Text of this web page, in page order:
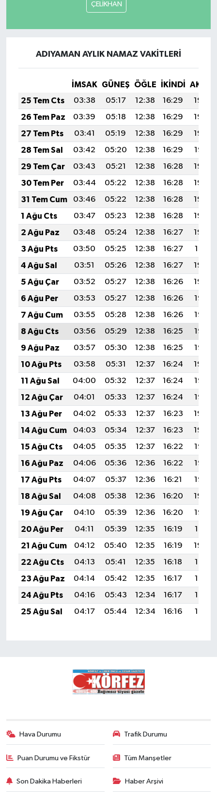
ÇELİKHAN
ADIYAMAN AYLIK NAMAZ VAKITLERI
İMSAK GÜNEŞ ÖĞLE İKINDI
25 Tem Cts
03:38 05:17 12:38 16:29
19:50
26 Tem Paz
03:39 05:18 12:38 16:29
19:49
27 Tem Pts
03:41 05:19 12:38 16:29
19:48
28 Tem Sal
03:42 05:20 12:38 16:29
19:47
29 Tem Çar
03:43 05:21 12:38 16:28
19:46
30 Tem Per
03:44 05:22 12:38 16:28
19:45
31 Tem Cum
03:46 05:22 12:38 16:28
19:44
1 Ağu Cts
03:47 05:23 12:38 16:28
19:43
2 Ağu Paz
03:48 05:24 12:38 16:27
19:42
3 Ağu Pts
03:50 05:25 12:38 16:27
19:41
4 Ağu Sal
03:51 05:26 12:38 16:27
19:40
5 Ağu Çar
03:52 05:27 12:38 16:26
19:39
6 Ağu Per
03:53 05:27 12:38 16:26
19:38
7 Ağu Cum
03:55 05:28 12:38 16:26
19:37
8 Ağu Cts
03:56 05:29 12:38 16:25
19:36
9 Ağu Paz
03:57 05:30 12:38 16:25
19:35
10 Ağu Pts
03:58 05:31 12:37 16:24
19:34
11 Ağu Sal
04:00 05:32 12:37 16:24
19:33
12 Ağu Çar
04:01 05:33 12:37 16:24
19:32
13 Ağu Per
04:02 05:33 12:37 16:23
19:30
14 Ağu Cum
04:03 05:34 12:37 16:23
19:29
15 Ağu Cts
04:05 05:35 12:37 16:22
19:28
16 Ağu Paz
04:06 05:36 12:36 16:22
19:27
17 Ağu Pts
04:07 05:37 12:36 16:21
19:25
18 Ağu Sal
04:08 05:38 12:36 16:20
19:24
19 Ağu Çar
04:10 05:39 12:36 16:20
19:23
20 Ağu Per
04:11 05:39 12:35 16:19
19:21
21 Ağu Cum
04:12 05:40 12:35 16:19
19:20
22 Ağu Cts
04:13 05:41 12:35 16:18
19:19
23 Ağu Paz
04:14 05:42 12:35 16:17
19:17
24 Ağu Pts
04:16 05:43 12:34 16:17
19:16
25 Ağu Sal
04:17 05:44 12:34 16:16 19:15
Hava Durumu Trafik Durumu
Puan Durumu ve Fikstür Tüm Manşetler
Son Dakika Haberleri Haber Arşivi